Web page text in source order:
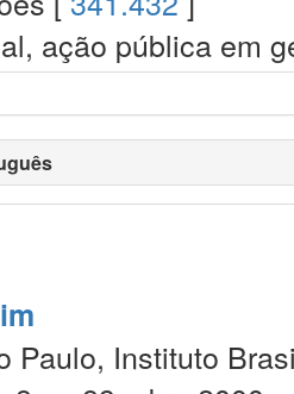
ação pública em
Paulo, Instituto